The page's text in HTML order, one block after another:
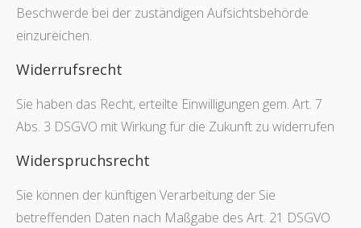
Beschwerde bei der zuständigen Aufsichtsbehörde
einzureichen.
Widerrufsrecht
Sie haben das Recht, erteilte Einwilligungen gem. Art. 7
Abs. 3 DSGVO mit Wirkung für die Zukunft zu widerrufen
Widerspruchsrecht
Sie können der künftigen Verarbeitung der Sie
betreffenden Daten nach Maßgabe des Art. 21 DSGVO